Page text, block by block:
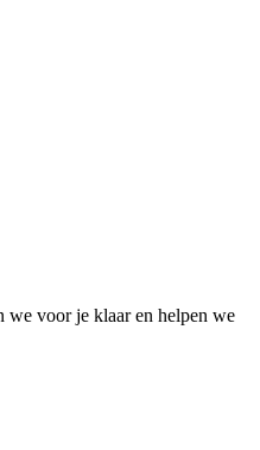
we voor je klaar en helpen we